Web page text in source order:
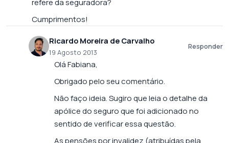
Cumprimentos!
Ricardo Moreira de Carvalho
19 Agosto 2013
Responder
Olá Fabiana,
Obrigado pelo seu comentário.
Não faço ideia. Sugiro que leia o detalhe da
apólice do seguro que foi adicionado no
sentido de verificar essa questão.
As pensões por invalidez (atribuídas pela